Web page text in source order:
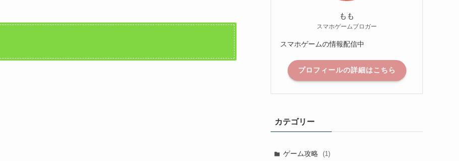
もも
スマホゲームブロガー
スマホゲームの情報配信中
プロフィールの詳細はこちら
カテゴリー
ゲーム攻略 (1)